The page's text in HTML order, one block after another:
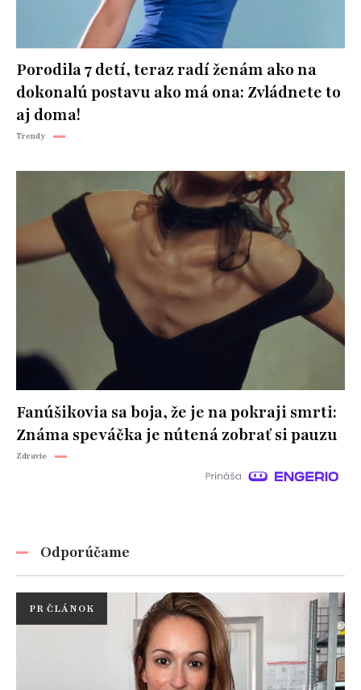
Porodila 7 detí, teraz radí ženám ako na
dokonalú postavu ako má ona: Zvládnete to
aj doma!
Trendy
Fanúšikovia sa boja, že je na pokraji smrti:
Známa speváčka je nútená zobrať si pauzu
Zdravie
Odporúčame
PR ČLÁNOK